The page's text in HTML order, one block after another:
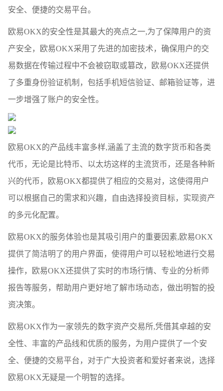
安全、便捷的交易平台。
欧易OKX的安全性是其最大的亮点之一,为了保障用户的资
产安全，欧易OKX采用了先进的加密技术，确保用户的交
易数据在传输过程中不会被窃取或篡改，欧易OKX还提供
了多重身份验证机制，包括手机短信验证、邮箱验证等，进
一步增强了账户的安全性。
欧易OKX的产品线丰富多样,涵盖了主流的数字货币和各类
代币，无论是比特币、以太坊这样的主流货币，还是各种新
兴的代币，欧易OKX都提供了相应的交易对，这使得用户
可以根据自己的需求和兴趣，自由选择投资目标，实现资产
的多元化配置。
欧易OKX的服务体验也是其吸引用户的重要因素,欧易OKX
提供了简洁明了的用户界面，使得用户可以轻松地进行交易
操作，欧易OKX还提供了实时的市场行情、专业的分析师
报告等服务，帮助用户更好地了解市场动态，做出明智的投
资决策。
欧易OKX作为一家领先的数字资产交易所,凭借其卓越的安
全性、丰富的产品线和优质的服务，为用户提供了一个安
全、便捷的交易平台，对于广大投资者和爱好者来说，选择
欧易OKX无疑是一个明智的选择。